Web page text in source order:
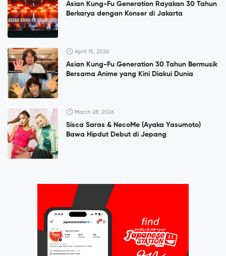
Asian Kung-Fu Generation Rayakan 30 Tahun
Berkarya dengan Konser di Jakarta
April 15, 2026
Asian Kung-Fu Generation 30 Tahun Bermusik
Bersama Anime yang Kini Diakui Dunia
March 28, 2026
Sisca Saras & NecoMe (Ayaka Yasumoto)
Bawa Hipdut Debut di Jepang